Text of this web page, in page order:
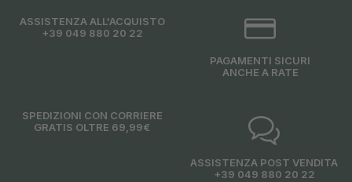
ASSISTENZA ALL'ACQUISTO
+39 049 880 20 22
PAGAMENTI SICURI
ANCHE A RATE
SPEDIZIONI CON CORRIERE
GRATIS OLTRE 69,99€
ASSISTENZA POST VENDITA
+39 049 880 20 22